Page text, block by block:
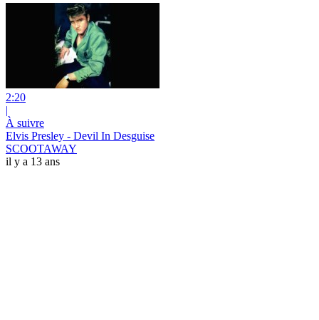
2:20
|
À suivre
Elvis Presley - Devil In Desguise
SCOOTAWAY
il y a 13 ans